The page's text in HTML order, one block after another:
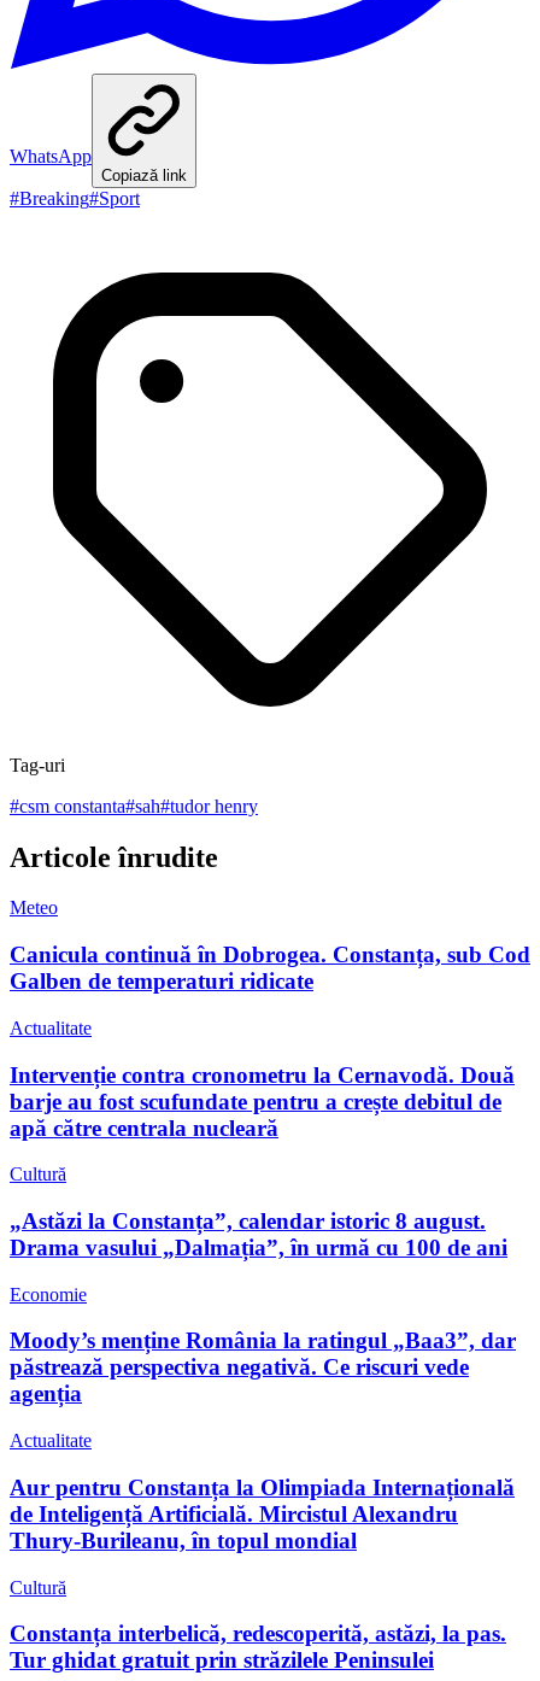
WhatsApp
Copiază link
#Breaking#Sport
Tag-uri
#csm constanta#sah#tudor henry
Articole înrudite
Meteo
Canicula continuă în Dobrogea. Constanța, sub Cod
Galben de temperaturi ridicate
Actualitate
Intervenție contra cronometru la Cernavodă. Două
barje au fost scufundate pentru a crește debitul de
apă către centrala nucleară
Cultură
„Astăzi la Constanța”, calendar istoric 8 august.
Drama vasului „Dalmația”, în urmă cu 100 de ani
Economie
Moody’s menține România la ratingul „Baa3”, dar
păstrează perspectiva negativă. Ce riscuri vede
agenția
Actualitate
Aur pentru Constanța la Olimpiada Internațională
de Inteligență Artificială. Mircistul Alexandru
Thury-Burileanu, în topul mondial
Cultură
Constanța interbelică, redescoperită, astăzi, la pas.
Tur ghidat gratuit prin străzilele Peninsulei